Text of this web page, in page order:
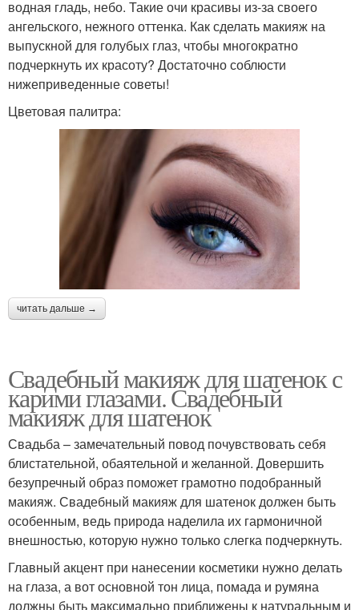
водная гладь, небо. Такие очи красивы из-за своего
ангельского, нежного оттенка. Как сделать макияж на
выпускной для голубых глаз, чтобы многократно
подчеркнуть их красоту? Достаточно соблюсти
нижеприведенные советы!
Цветовая палитра:
читать дальше →
Свадебный макияж для шатенок с
карими глазами. Свадебный
макияж для шатенок
Свадьба – замечательный повод почувствовать себя
блистательной, обаятельной и желанной. Довершить
безупречный образ поможет грамотно подобранный
макияж. Свадебный макияж для шатенок должен быть
особенным, ведь природа наделила их гармоничной
внешностью, которую нужно только слегка подчеркнуть.
Главный акцент при нанесении косметики нужно делать
на глаза, а вот основной тон лица, помада и румяна
должны быть максимально приближены к натуральным и